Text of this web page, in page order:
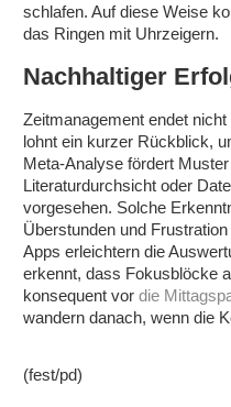
schlafen. Auf diese Weise
das Ringen mit Uhrzeigern.
Nachhaltiger
Zeitmanagement endet
lohnt ein kurzer Rückblick,
Meta-Analyse fördert
Literaturdurchsicht oder
vorgesehen. Solche
Überstunden und
Apps erleichtern die
erkennt, dass Fokusblöcke
konsequent vor die
wandern danach, wenn die
(fest/pd)